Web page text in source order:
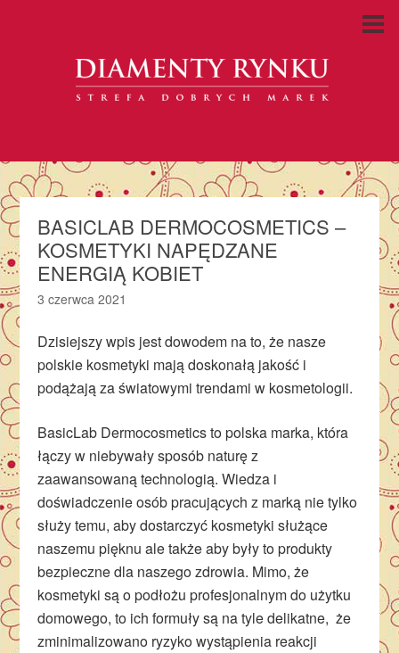
BASICLAB DERMOCOSMETICS –
KOSMETYKI NAPĘDZANE
ENERGIĄ KOBIET
3 czerwca 2021
Dzisiejszy wpis jest dowodem na to, że nasze
polskie kosmetyki mają doskonałą jakość i
podążają za światowymi trendami w kosmetologii.
BasicLab Dermocosmetics to polska marka, która
łączy w niebywały sposób naturę z
zaawansowaną technologią. Wiedza i
doświadczenie osób pracujących z marką nie tylko
służy temu, aby dostarczyć kosmetyki służące
naszemu pięknu ale także aby były to produkty
bezpieczne dla naszego zdrowia. Mimo, że
kosmetyki są o podłożu profesjonalnym do użytku
domowego, to ich formuły są na tyle delikatne, że
zminimalizowano ryzyko wystąpienia reakcji